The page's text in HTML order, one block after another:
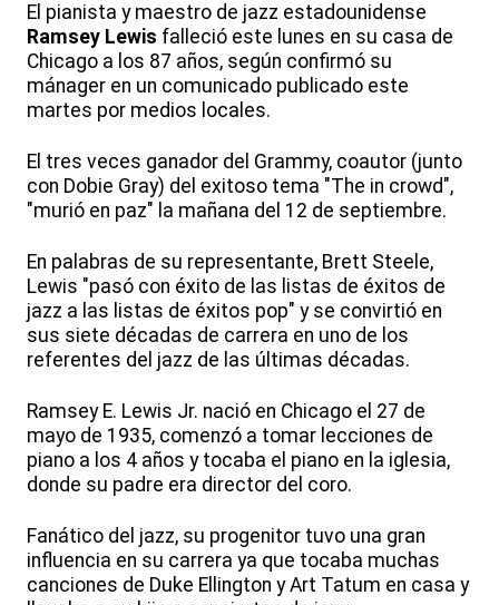
El pianista y maestro de jazz estadounidense
Ramsey Lewis falleció este lunes en su casa de
Chicago a los 87 años, según confirmó su
mánager en un comunicado publicado este
martes por medios locales.
El tres veces ganador del Grammy, coautor (junto
con Dobie Gray) del exitoso tema "The in crowd",
"murió en paz" la mañana del 12 de septiembre.
En palabras de su representante, Brett Steele,
Lewis "pasó con éxito de las listas de éxitos de
jazz a las listas de éxitos pop" y se convirtió en
sus siete décadas de carrera en uno de los
referentes del jazz de las últimas décadas.
Ramsey E. Lewis Jr. nació en Chicago el 27 de
mayo de 1935, comenzó a tomar lecciones de
piano a los 4 años y tocaba el piano en la iglesia,
donde su padre era director del coro.
Fanático del jazz, su progenitor tuvo una gran
influencia en su carrera ya que tocaba muchas
canciones de Duke Ellington y Art Tatum en casa y